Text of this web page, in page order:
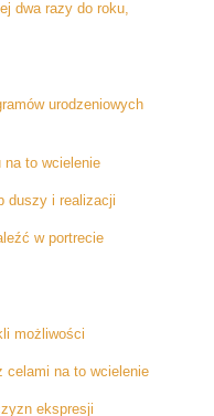
dwa razy do roku,
urodzeniowych
na to wcielenie
duszy i realizacji
w portrecie
możliwości
celami na to wcielenie
ekspresji